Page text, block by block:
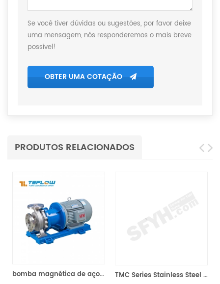
Se você tiver dúvidas ou sugestões, por favor deixe
uma mensagem, nós responderemos o mais breve
possível!
OBTER UMA COTAÇÃO
PRODUTOS RELACIONADOS
TMC Series Stainless Steel Magnetic Pump
bomba de acionamento mag alinhada a teflon tmf